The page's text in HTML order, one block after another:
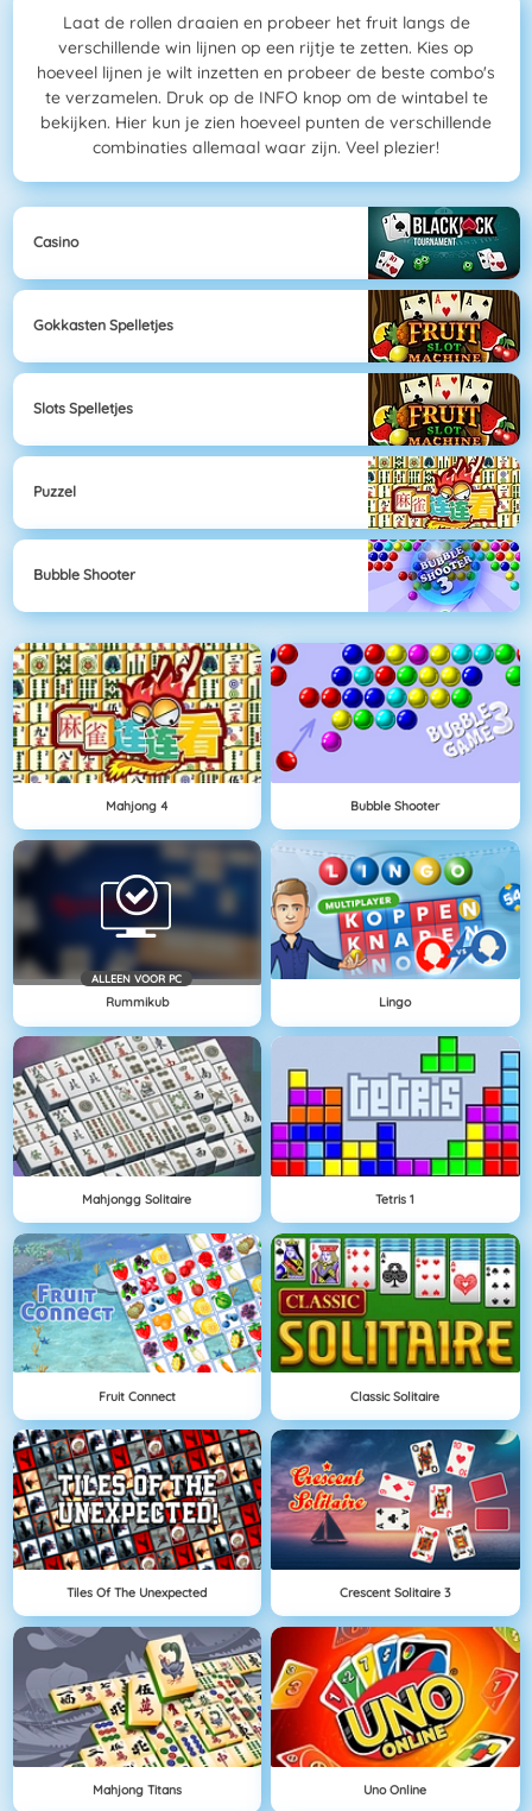
Laat de rollen draaien en probeer het fruit langs de
verschillende win lijnen op een rijtje te zetten. Kies op
hoeveel lijnen je wilt inzetten en probeer de beste combo's
te verzamelen. Druk op de INFO knop om de wintabel te
bekijken. Hier kun je zien hoeveel punten de verschillende
combinaties allemaal waar zijn. Veel plezier!
Casino
Gokkasten Spelletjes
Slots Spelletjes
Puzzel
Bubble Shooter
Mahjong 4 Bubble Shooter
ALLEEN VOOR PC
Rummikub Lingo
Mahjongg Solitaire Tetris 1
Fruit Connect Classic Solitaire
Tiles Of The Unexpected Crescent Solitaire 3
Mahjong Titans Uno Online